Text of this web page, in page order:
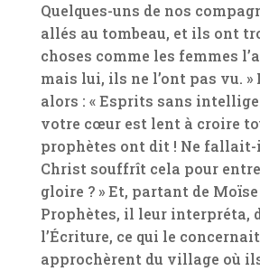
Quelques-uns de nos
allés au tombeau, et ils ont
choses comme les femmes
mais lui, ils ne l’ont pas vu.
alors : « Esprits sans
votre cœur est lent à croire
prophètes ont dit ! Ne fallait-
Christ souffrît cela pour
gloire ? » Et, partant de
Prophètes, il leur interpréta,
l’Écriture, ce qui le
approchèrent du village où